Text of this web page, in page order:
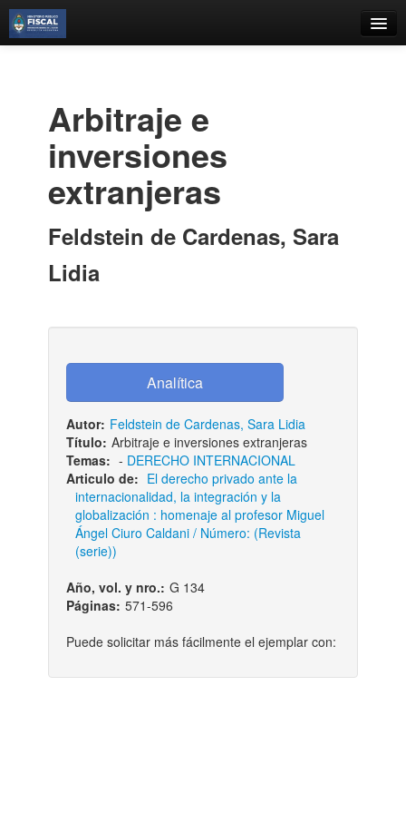
Estantes Virtuales
Contacto
Iniciar sesión
Arbitraje e
inversiones
extranjeras
Feldstein de Cardenas, Sara
Lidia
Autor: Feldstein de Cardenas, Sara Lidia
Título: Arbitraje e inversiones extranjeras
Temas: - DERECHO INTERNACIONAL
Articulo de: El derecho privado ante la
internacionalidad, la integración y la
globalización : homenaje al profesor Miguel
Ángel Ciuro Caldani / Número: (Revista
(serie))
Año, vol. y nro.: G 134
Páginas: 571-596
Puede solicitar más fácilmente el ejemplar con: